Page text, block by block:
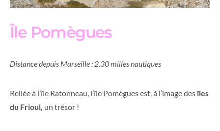
Île Pomègues
Distance depuis Marseille : 2.30 milles nautiques
Reliée à l’île Ratonneau, l’île Pomègues est, à l’image desîles
du Frioul, un trésor !